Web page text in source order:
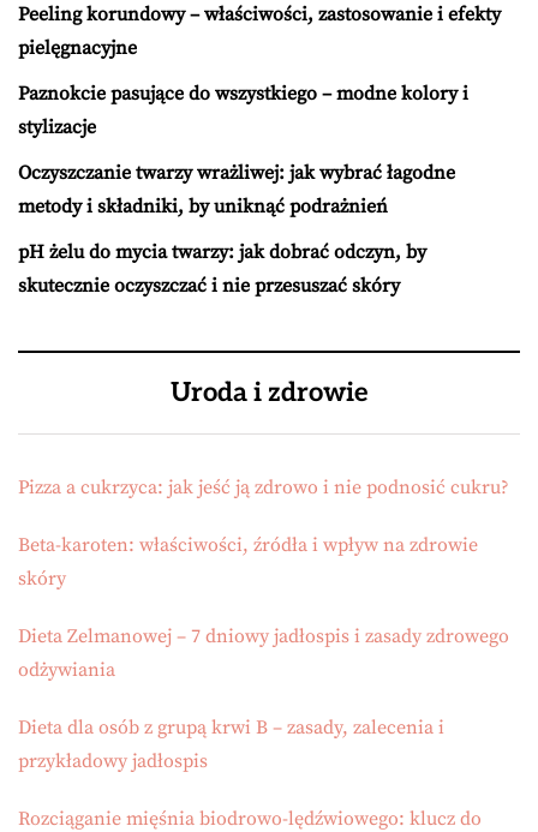
Peeling korundowy – właściwości, zastosowanie i efekty
pielęgnacyjne
Paznokcie pasujące do wszystkiego – modne kolory i
stylizacje
Oczyszczanie twarzy wrażliwej: jak wybrać łagodne
metody i składniki, by uniknąć podrażnień
pH żelu do mycia twarzy: jak dobrać odczyn, by
skutecznie oczyszczać i nie przesuszać skóry
Uroda i zdrowie
Pizza a cukrzyca: jak jeść ją zdrowo i nie podnosić cukru?
Beta-karoten: właściwości, źródła i wpływ na zdrowie
skóry
Dieta Zelmanowej – 7 dniowy jadłospis i zasady zdrowego
odżywiania
Dieta dla osób z grupą krwi B – zasady, zalecenia i
przykładowy jadłospis
Rozciąganie mięśnia biodrowo-lędźwiowego: klucz do